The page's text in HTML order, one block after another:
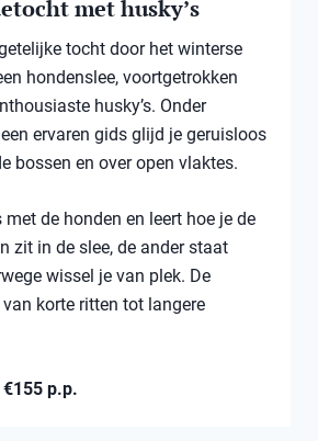
met husky’s
tocht door het winterse
hondenslee, voortgetrokken
husky’s. Onder
ervaren gids glijd je geruisloos
bossen en over open vlaktes.
de honden en leert hoe je de
zit in de slee, de ander staat
wissel je van plek. De
korte ritten tot langere
p.p.